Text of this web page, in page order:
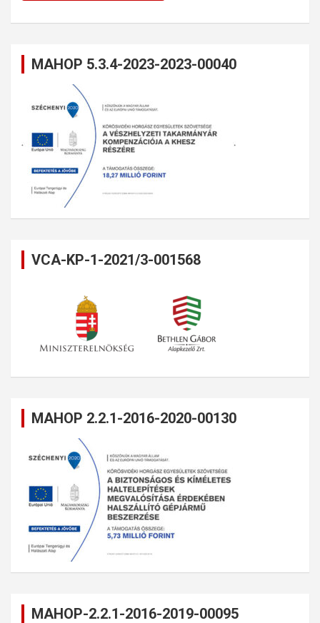
MAHOP 5.3.4-2023-2023-00040
VCA-KP-1-2021/3-001568
MAHOP 2.2.1-2016-2020-00130
MAHOP-2.2.1-2016-2019-00095